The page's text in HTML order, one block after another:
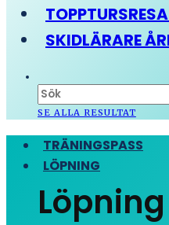
SKIDLÄRARE
SE ALLA RESULTAT
TRÄNINGSPASS
LÖPNING
Löpning